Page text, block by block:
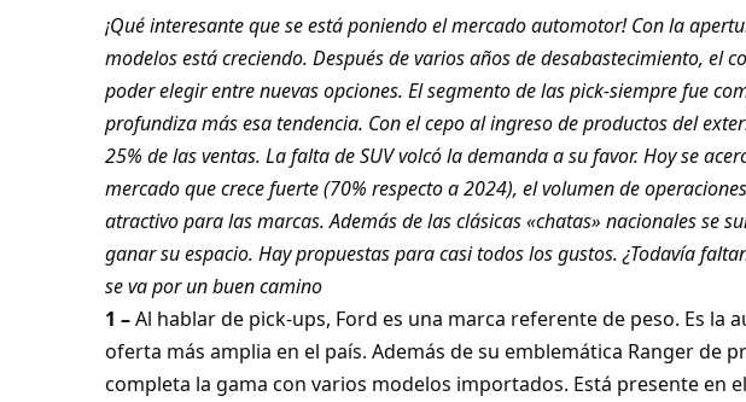
¡Qué interesante que se está poniendo el mercado automotor! Con la
modelos está creciendo. Después de varios años de desabastecimiento, el
poder elegir entre nuevas opciones. El segmento de las pick-siempre fue
profundiza más esa tendencia. Con el cepo al ingreso de productos del
25% de las ventas. La falta de SUV volcó la demanda a su favor. Hoy se
mercado que crece fuerte (70% respecto a 2024), el volumen de
atractivo para las marcas. Además de las clásicas «chatas» nacionales se
ganar su espacio. Hay propuestas para casi todos los gustos. ¿Todavía
se va por un buen camino
1 –Al hablar de pick-ups, Ford es una marca referente de peso. Es la
oferta más amplia en el país. Además de su emblemática Ranger de
completa la gama con varios modelos importados. Está presente en